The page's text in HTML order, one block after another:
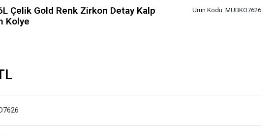
Çelik Gold Renk Zirkon Detay Kalp
Kolye
Ürün Kodu: MUBKO7626